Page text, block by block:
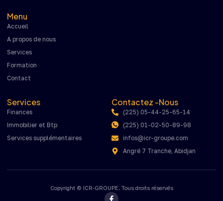
Menu
Accueil
A propos de nous
Services
Formation
Contact
Services
Finances
Immobilier et Btp
Services supplémentaires
Contactez -Nous
(225) 05-44-25-65-14
(225) 01-02-50-89-98
infos@icr-groupe.com
Angré 7 Tranche, Abidjan
Copyright © ICR-GROUPE. Tous droits réservés